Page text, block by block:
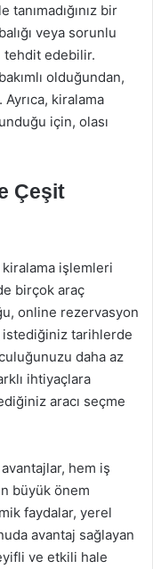
bir
veya sorunlu
tehdit edebilir.
olduğundan,
kiralama
için, olası
Çeşit
kiralama işlemleri
birçok araç
online rezervasyon
istediğiniz tarihlerde
daha az
ihtiyaçlara
aracı seçme
hem iş
büyük önem
faydalar, yerel
avantaj sağlayan
ve etkili hale